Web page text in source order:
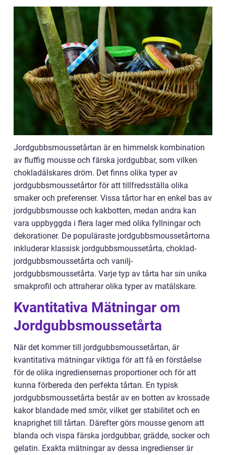
Jordgubbsmoussetårtan är en himmelsk kombination
av fluffig mousse och färska jordgubbar, som vilken
chokladälskares dröm. Det finns olika typer av
jordgubbsmoussetårtor för att tillfredsställa olika
smaker och preferenser. Vissa tårtor har en enkel bas av
jordgubbsmousse och kakbotten, medan andra kan
vara uppbyggda i flera lager med olika fyllningar och
dekorationer. De populäraste jordgubbsmoussetårtorna
inkluderar klassisk jordgubbsmoussetårta, choklad-
jordgubbsmoussetårta och vanilj-
jordgubbsmoussetårta. Varje typ av tårta har sin unika
smakprofil och attraherar olika typer av matälskare.
Kvantitativa Mätningar om
Jordgubbsmoussetårta
När det kommer till jordgubbsmoussetårtan, är
kvantitativa mätningar viktiga för att få en förståelse
för de olika ingrediensernas proportioner och för att
kunna förbereda den perfekta tårtan. En typisk
jordgubbsmoussetårta består av en botten av krossade
kakor blandade med smör, vilket ger stabilitet och en
knaprighet till tårtan. Därefter görs mousse genom att
blanda och vispa färska jordgubbar, grädde, socker och
gelatin. Exakta mätningar av dessa ingredienser är